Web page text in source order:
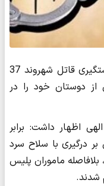
فرمانده انتظامی استان کردستان از دستگیری قاتل شهروند 37
از دوستان خود را در
اظهار داشت: برابر
فوریت‌های پلیسی 110 مبنی بر درگیری با سلاح سرد
ماموران پلیس
شدند.